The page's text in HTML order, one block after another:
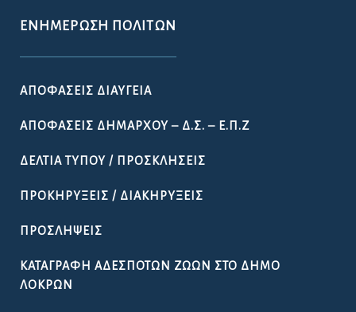
ΕΝΗΜΈΡΩΣΗ ΠΟΛΙΤΏΝ
ΑΠΟΦΆΣΕΙΣ ΔΙΑΎΓΕΙΑ
ΑΠΟΦΆΣΕΙΣ ΔΗΜΆΡΧΟΥ – Δ.Σ. – Ε.Π.Ζ
ΔΕΛΤΊΑ ΤΎΠΟΥ / ΠΡΟΣΚΛΉΣΕΙΣ
ΠΡΟΚΗΡΎΞΕΙΣ / ΔΙΑΚΗΡΎΞΕΙΣ
ΠΡΟΣΛΉΨΕΙΣ
ΚΑΤΑΓΡΑΦΉ ΑΔΈΣΠΟΤΩΝ ΖΏΩΝ ΣΤΟ ΔΉΜΟ
ΛΟΚΡΏΝ